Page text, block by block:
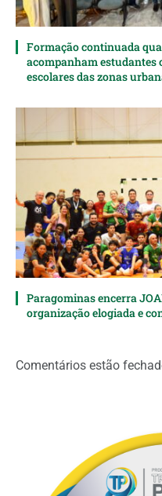
Formação continuada
acompanham estudantes
escolares das zonas
Paragominas encerra
organização elogiada e
Comentários estão